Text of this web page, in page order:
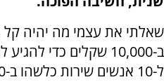
ב-10,000 שקלים כדי
ל-10 אנשים שירות כלשהו ב-100,000 שקלים?